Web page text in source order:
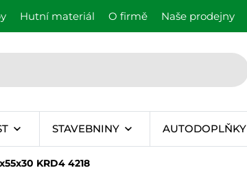
Hutní materiál O firmě Naše prodejny
STAVEBNINY AUTODOPLŇKY
KRD4 4218